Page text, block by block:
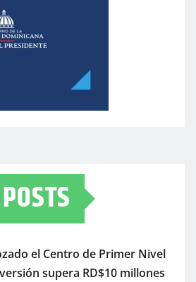
el Centro de Primer Nivel
supera RD$10 millones